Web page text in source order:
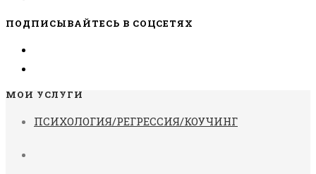
ПОДПИСЫВАЙТЕСЬ В СОЦСЕТЯХ
МОИ УСЛУГИ
ПСИХОЛОГИЯ/РЕГРЕССИЯ/КОУЧИНГ